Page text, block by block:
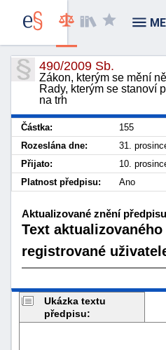
490/2009 Sb.
Zákon, kterým se mění
Rady, kterým se stanoví
na trh
Částka: 155
Rozeslána dne:
31.
Přijato:
10.
Platnost předpisu:
Ano
Aktualizované znění předpisu
Text
registrované
Ukázka textu
předpisu: